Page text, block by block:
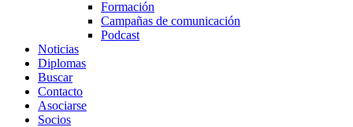
Formación
Campañas de comunicación
Podcast
Noticias
Diplomas
Buscar
Contacto
Asociarse
Socios